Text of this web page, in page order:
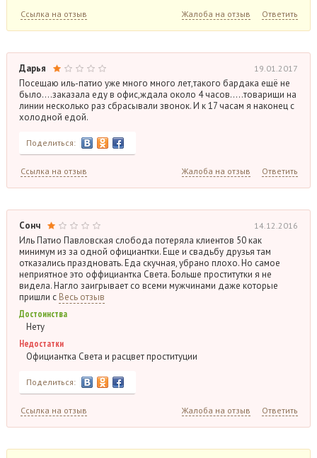
Ссылка на отзыв Жалоба на отзыв Ответить
Дарья 19.01.2017
Посещаю иль-патио уже много много лет,такого бардака ещё не
было….заказала еду в офис,ждала около 4 часов…..товарищи на
линии несколько раз сбрасывали звонок. И к 17 часам я наконец с
холодной едой.
Поделиться:
Ссылка на отзыв Жалоба на отзыв Ответить
Сонч 14.12.2016
Иль Патио Павловская слобода потеряла клиентов 50 как
минимум из за одной официантки. Еще и свадьбу друзья там
отказались праздновать. Еда скучная, убрано плохо. Но самое
неприятное это оффициантка Света. Больше проститутки я не
видела. Нагло заигрывает со всеми мужчинами даже которые
пришли с Весь отзыв
Достоинства
Нету
Недостатки
Официантка Света и расцвет проституции
Поделиться:
Ссылка на отзыв Жалоба на отзыв Ответить